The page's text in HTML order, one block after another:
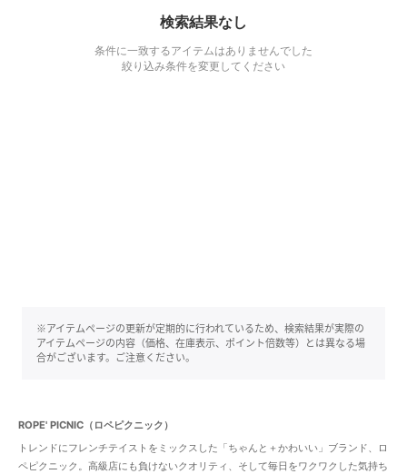
検索結果なし
条件に一致するアイテムはありませんでした
絞り込み条件を変更してください
※アイテムページの更新が定期的に行われているため、検索結果が実際の
アイテムページの内容（価格、在庫表示、ポイント倍数等）とは異なる場
合がございます。ご注意ください。
ROPE' PICNIC（ロペピクニック）
トレンドにフレンチテイストをミックスした「ちゃんと＋かわいい」ブランド、ロ
ペピクニック。高級店にも負けないクオリティ、そして毎日をワクワクした気持ち